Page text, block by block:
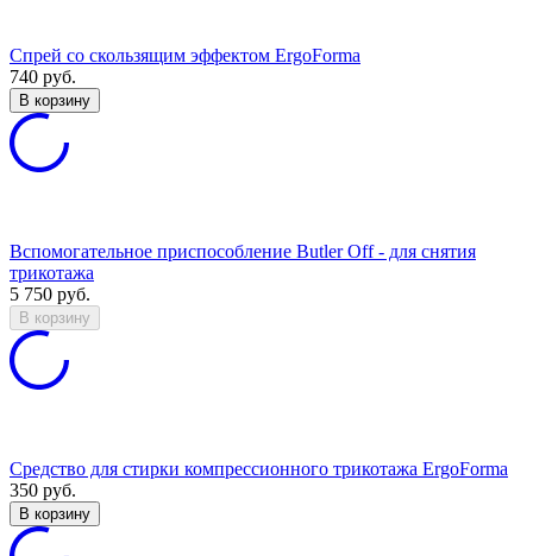
Спрей со скользящим эффектом ErgoForma
740 руб.
В корзину
Вспомогательное приспособление Butler Off - для снятия
трикотажа
5 750 руб.
В корзину
Средство для стирки компрессионного трикотажа ErgoForma
350 руб.
В корзину